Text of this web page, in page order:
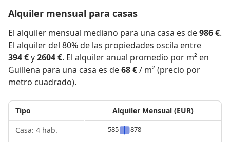
Alquiler mensual para casas
El alquiler mensual mediano para una casa es de986 €.
El alquiler del 80% de las propiedades oscila entre
394 €y2604 €. El alquiler anual promedio por m² en
Guillena para una casa es de68 €/ m² (precio por
metro cuadrado).
Tipo
Casa: 4 hab.
Alquiler Mensual (EUR)
585
878